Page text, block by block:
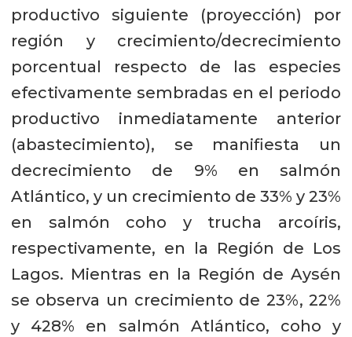
productivo siguiente (proyección) por
región y crecimiento/decrecimiento
porcentual respecto de las especies
efectivamente sembradas en el periodo
productivo inmediatamente anterior
(abastecimiento), se manifiesta un
decrecimiento de 9% en salmón
Atlántico, y un crecimiento de 33% y 23%
en salmón coho y trucha arcoíris,
respectivamente, en la Región de Los
Lagos. Mientras en la Región de Aysén
se observa un crecimiento de 23%, 22%
y 428% en salmón Atlántico, coho y